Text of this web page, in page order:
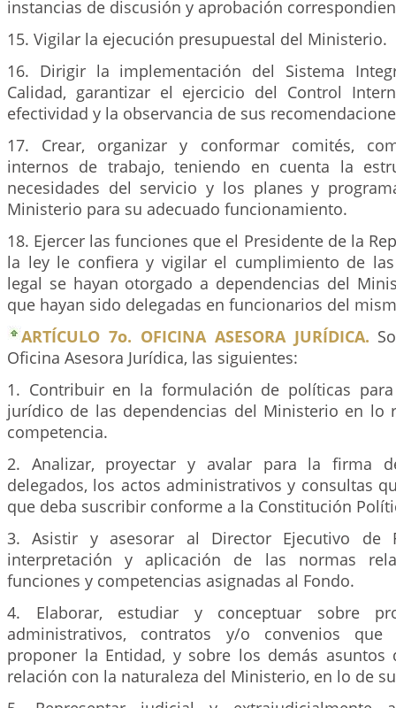
instancias de discusión y aprobación
15. Vigilar la ejecución presupuestal del Ministerio.
16. Dirigir la implementación del Sistema
Calidad, garantizar el ejercicio del Control
efectividad y la observancia de sus
17. Crear, organizar y conformar comités,
internos de trabajo, teniendo en cuenta la
necesidades del servicio y los planes y
Ministerio para su adecuado funcionamiento.
18. Ejercer las funciones que el Presidente de la
la ley le confiera y vigilar el cumplimiento de
legal se hayan otorgado a dependencias del
que hayan sido delegadas en funcionarios del
ARTÍCULO 7o. OFICINA ASESORA JURÍDICA.
Oficina Asesora Jurídica, las siguientes:
1. Contribuir en la formulación de políticas
jurídico de las dependencias del Ministerio en lo
competencia.
2. Analizar, proyectar y avalar para la firma
delegados, los actos administrativos y consultas
que deba suscribir conforme a la Constitución
3. Asistir y asesorar al Director Ejecutivo de
interpretación y aplicación de las normas
funciones y competencias asignadas al Fondo.
4. Elaborar, estudiar y conceptuar sobre
administrativos, contratos y/o convenios
proponer la Entidad, y sobre los demás asuntos
relación con la naturaleza del Ministerio, en lo de